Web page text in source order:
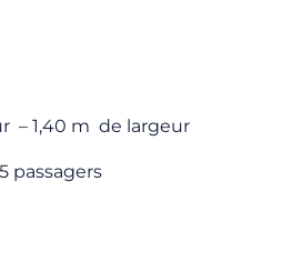
– 1,40 m de largeur
passagers